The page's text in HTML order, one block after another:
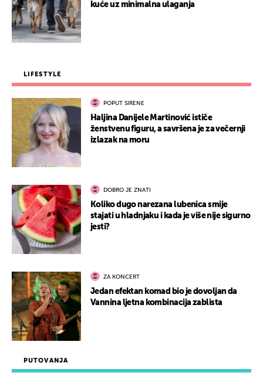
PUTOVANJA
kuće uz minimalna ulaganja
LIFESTYLE
POPUT SIRENE
Haljina Danijele Martinović ističe
ženstvenu figuru, a savršena je za večernji
izlazak na moru
DOBRO JE ZNATI
Koliko dugo narezana lubenica smije
stajati u hladnjaku i kada je više nije sigurno
jesti?
ZA KONCERT
Jedan efektan komad bio je dovoljan da
Vannina ljetna kombinacija zablista